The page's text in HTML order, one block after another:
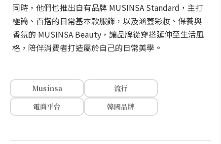
同時，他們也推出自有品牌 MUSINSA Standard，主打
極簡、百搭的日常基本款服飾，以及涵蓋彩妝、保養與
香氛的 MUSINSA Beauty，讓品牌從穿搭延伸至生活風
格，陪伴消費者打造屬於自己的日常美學。
Musinsa
流行
電商平台
韓國品牌